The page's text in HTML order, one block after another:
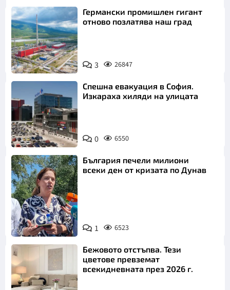
Германски промишлен гигант
отново позлатява наш град
3 26847
Спешна евакуация в София.
Изкараха хиляди на улицата
0 6550
Снимка: БТА
България печели милиони
всеки ден от кризата по Дунав
1 6523
Бежовото отстъпва. Тези
цветове превземат
всекидневната през 2026 г.